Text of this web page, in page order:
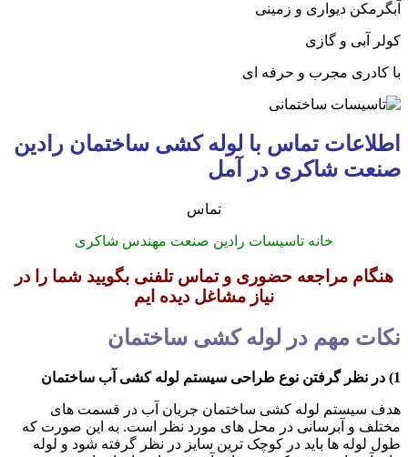
آبگرمکن دیواری و زمینی
کولر آبی و گازی
با کادری مجرب و حرفه ای
اطلاعات تماس با لوله کشی ساختمان رادین
صنعت شاکری در آمل
تماس
خانه تاسیسات رادین صنعت مهندس شاکری
هنگام مراجعه حضوری و تماس تلفنی بگویید شما را در
نیاز مشاغل دیده ایم
نکات مهم در لوله کشی ساختمان
1) در نظر گرفتن نوع طراحی سیستم لوله کشی آب ساختمان
هدف سیستم لوله کشی ساختمان جریان آب در قسمت های
مختلف و آبرسانی در محل های مورد نظر است. به این صورت که
طول لوله ها باید در کوچک ترین سایز در نظر گرفته شود و لوله